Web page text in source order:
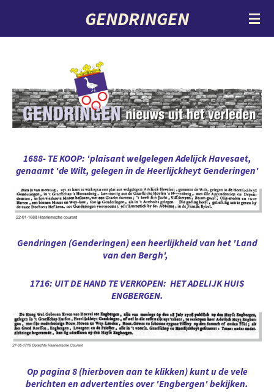
GENDRINGEN
1688- TE KOOP: 'plaisant welgelegen Adelijck Havesaet,
genaamt 'de Wilt, gelegen in de Heerlijckheyt Genderingen'
Gendringen (Genderingen) een heerlijkheid van het 'Land
van den Bergh',
1716: UIT DE HAND TE VERKOPEN: HET ADELIJK HUIS
ENGBERGEN.
Op pagina 8 (hierboven aan te klikken) kunt u de vele
berichten en advertenties over 'Engbergen' bekijken.